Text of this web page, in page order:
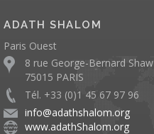
ADATH SHALOM
Paris Ouest
8 rue George-Bernard Shaw
75015 PARIS
Tél. +33 (0)1 45 67 97 96
info@adathshalom.org
www.adathShalom.org